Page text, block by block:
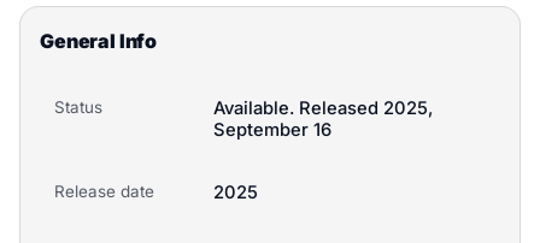
General Info
Status
Available. Released 2025,
September 16
Release date 2025